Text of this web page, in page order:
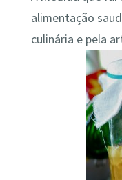
alimentação
culinária e pela